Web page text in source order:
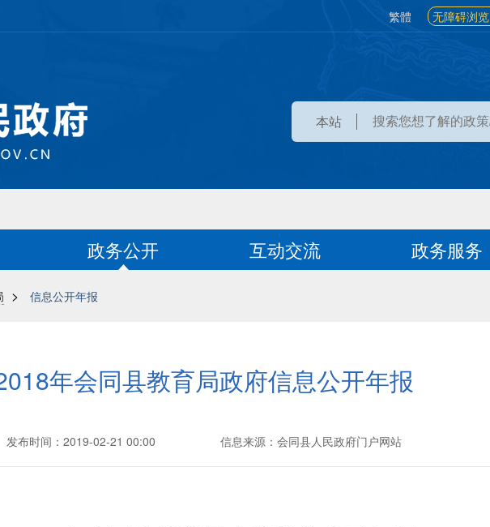
繁體 无障碍浏览
本站
政务公开 互动交流 政务服务
> 信息公开年报
年会同县教育局政府信息公开年报
发布时间：2019-02-21 00:00 信息来源：会同县人民政府门户网站